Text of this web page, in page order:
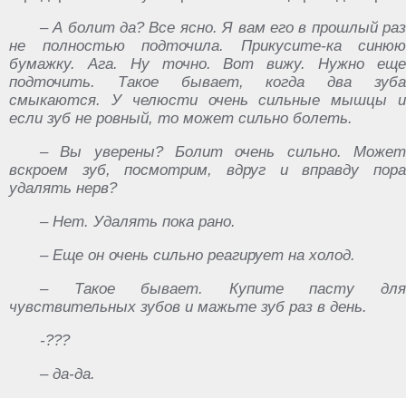
– А болит да? Все ясно. Я вам его в прошлый раз
не полностью подточила. Прикусите-ка синюю
бумажку. Ага. Ну точно. Вот вижу. Нужно еще
подточить. Такое бывает, когда два зуба
смыкаются. У челюсти очень сильные мышцы и
если зуб не ровный, то может сильно болеть.
– Вы уверены? Болит очень сильно. Может
вскроем зуб, посмотрим, вдруг и вправду пора
удалять нерв?
– Нет. Удалять пока рано.
– Еще он очень сильно реагирует на холод.
– Такое бывает. Купите пасту для
чувствительных зубов и мажьте зуб раз в день.
-???
– да-да.